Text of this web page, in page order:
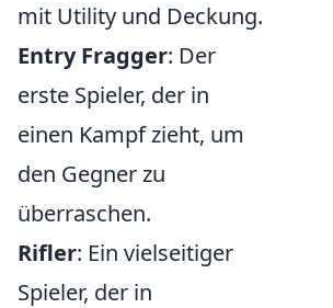
mit Utility und Deckung.
Entry Fragger: Der
erste Spieler, der in
einen Kampf zieht, um
den Gegner zu
überraschen.
Rifler: Ein vielseitiger
Spieler, der in